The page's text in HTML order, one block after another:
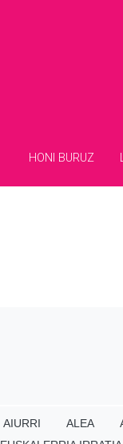
HONI BURUZ
AIURRI ALEA